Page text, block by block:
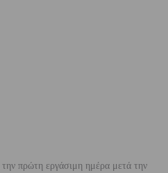
πρώτη εργάσιμη ημέρα μετά την